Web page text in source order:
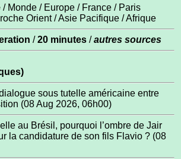
/ Monde / Europe / France / Paris
Orient/Asie Pacifique /Afrique
/20 minutes /autres sources
sous tutelle américaine entre
(08 Aug 2026, 06h00)
au Brésil, pourquoi l’ombre de Jair
la candidature de son fils Flavio ? (08